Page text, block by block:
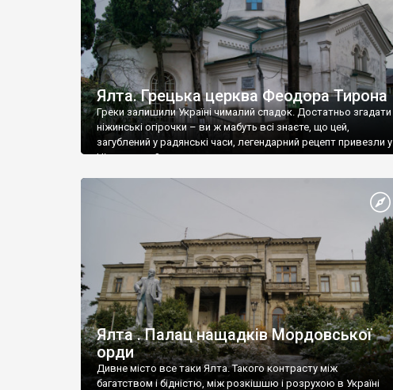
Ялта. Грецька церква Феодора Тирона
Греки залишили Україні чималий спадок. Достатньо згадати
ніжинські огірочки – ви ж мабуть всі знаєте, що цей,
загублений у радянські часи, легендарний рецепт привезли у
Ніжин греки?
Ялта . Палац нащадків Мордовської
орди
Дивне місто все таки Ялта. Такого контрасту між
багатством і бідністю, між розкішшю і розрухою в Україні